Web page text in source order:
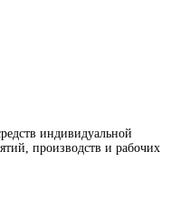
индивидуальной
производств и рабочих